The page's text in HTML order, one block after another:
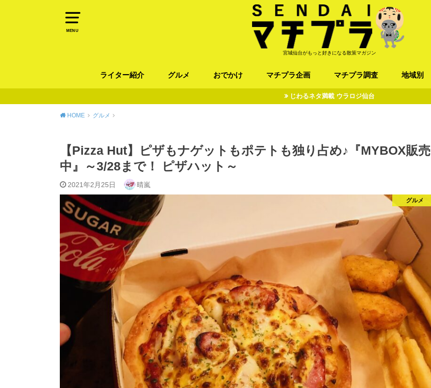
MENU
宮城仙台がもっと好きになる散策マガジン
ライター紹介 グルメ おでかけ マチプラ企画
オトアルキ
マチプラ企業訪問
ファッション
ブラミヤギ
マチプラ漫画
マチプラ小説
マチプラ調査
歴史
地域別
じわるネタ満載 ウラロジ仙台
HOME グルメ
【Pizza Hut】ピザもナゲットもポテトも独り占め♪『MYBOX販売
中』～3/28まで！ ピザハット～
2021年2月25日 晴嵐
グルメ